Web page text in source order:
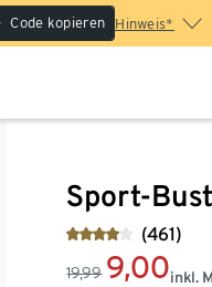
Code kopieren Hinweis*
Sport-
(461)
19,99 9,00inkl.